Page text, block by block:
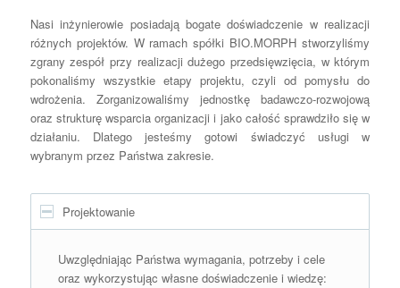
Nasi inżynierowie posiadają bogate doświadczenie w realizacji
różnych projektów. W ramach spółki BIO.MORPH stworzyliśmy
zgrany zespół przy realizacji dużego przedsięwzięcia, w którym
pokonaliśmy wszystkie etapy projektu, czyli od pomysłu do
wdrożenia. Zorganizowaliśmy jednostkę badawczo-rozwojową
oraz strukturę wsparcia organizacji i jako całość sprawdziło się w
działaniu. Dlatego jesteśmy gotowi świadczyć usługi w
wybranym przez Państwa zakresie.
Projektowanie
Uwzględniając Państwa wymagania, potrzeby i cele
oraz wykorzystując własne doświadczenie i wiedzę: